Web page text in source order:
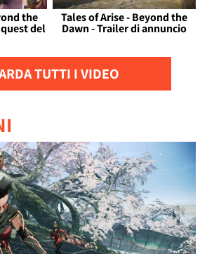
the
del
Tales of Arise - Beyond the
Dawn - Trailer di annuncio
TUTTI I VIDEO